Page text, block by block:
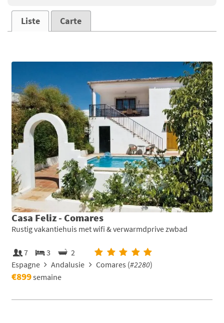
Liste Carte
Casa Feliz - Comares
Rustig vakantiehuis met wifi & verwarmdprive zwbad
7 3
2
Espagne
Andalusie Comares (#2280)
€899semaine